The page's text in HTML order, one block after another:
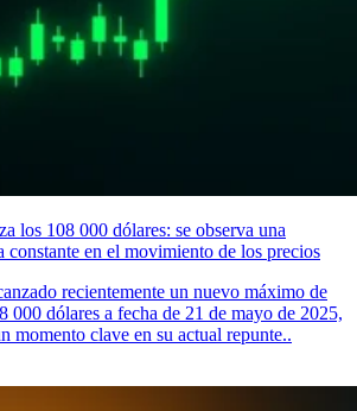
los 108 000 dólares: se observa una
constante en el movimiento de los precios
recientemente un nuevo máximo de
000 dólares a fecha de 21 de mayo de 2025,
momento clave en su actual repunte..